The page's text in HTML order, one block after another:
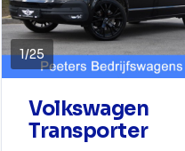
1/25
Volkswagen
Transporter